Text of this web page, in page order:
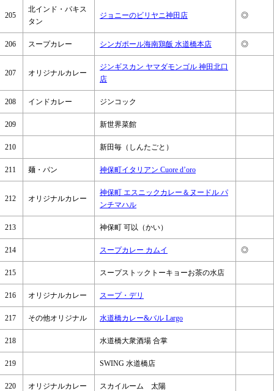
205
北インド・パキス
タン
ジョニーのビリヤニ神田店 ◎
206 スープカレー シンガポール海南鶏飯 水道橋本店 ◎
207 オリジナルカレー
ジンギスカン ヤマダモンゴル 神田北口
店
208 インドカレー ジンコック
209 新世界菜館
210 新田毎（しんたごと）
211 麺・パン 神保町イタリアン Cuore d’oro
212 オリジナルカレー
神保町 エスニックカレー＆ヌードル パ
ンチマハル
213 神保町 可以（かい）
214 スープカレー カムイ ◎
215 スープストックトーキョーお茶の水店
216 オリジナルカレー スープ・デリ
217 その他オリジナル 水道橋カレー&バル Largo
218 水道橋大衆酒場 合掌
219 SWING 水道橋店
220 オリジナルカレー スカイルーム 太陽